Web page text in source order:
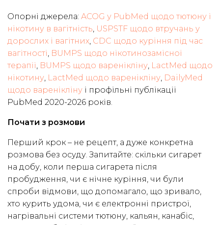
Опорні джерела: ACOG у PubMed щодо тютюну і
нікотину в вагітність, USPSTF щодо втручань у
дорослих і вагітних, CDC щодо куріння під час
вагітності, BUMPS щодо нікотинозамісної
терапії, BUMPS щодо варенікліну, LactMed щодо
нікотину, LactMed щодо варенікліну, DailyMed
щодо варенікліну і профільні публікації
PubMed 2020-2026 років.
Почати з розмови
Перший крок – не рецепт, а дуже конкретна
розмова без осуду. Запитайте: скільки сигарет
на добу, коли перша сигарета після
пробудження, чи є нічне куріння, чи були
спроби відмови, що допомагало, що зривало,
хто курить удома, чи є електронні пристрої,
нагрівальні системи тютюну, кальян, канабіс,